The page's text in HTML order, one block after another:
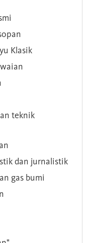
Klasik
teknik
dan jurnalistik
gas bumi